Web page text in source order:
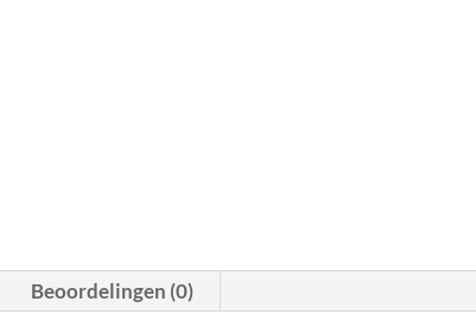
Beoordelingen (0)